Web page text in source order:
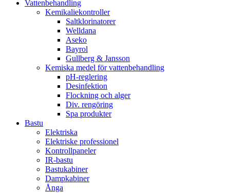
Vattenbehandling
Kemikaliekontroller
Saltklorinatorer
Welldana
Aseko
Bayrol
Gullberg & Jansson
Kemiska medel för vattenbehandling
pH-reglering
Desinfektion
Flockning och alger
Div. rengöring
Spa produkter
Bastu
Elektriska
Elektriske professionel
Kontrollpaneler
IR-bastu
Bastukabiner
Dampkabiner
Ånga